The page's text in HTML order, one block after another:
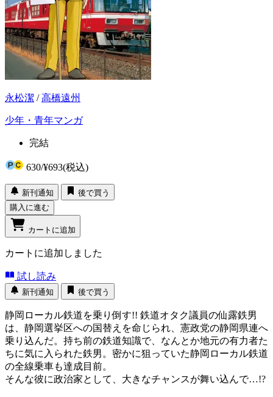
永松潔 /高橋遠州
少年・青年マンガ
完結
630/¥693(税込)
新刊通知
後で買う
購入に進む
カートに追加
カートに追加しました
試し読み
新刊通知 後で買う
静岡ローカル鉄道を乗り倒す!! 鉄道オタク議員の仙露鉄男
は、静岡選挙区への国替えを命じられ、憲政党の静岡県連へ
乗り込んだ。持ち前の鉄道知識で、なんとか地元の有力者た
ちに気に入られた鉄男。密かに狙っていた静岡ローカル鉄道
の全線乗車も達成目前。
そんな彼に政治家として、大きなチャンスが舞い込んで…!?